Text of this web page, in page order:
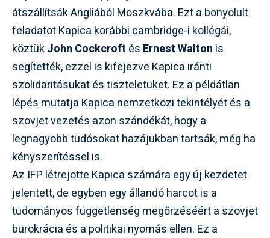
átszállítsák Angliából Moszkvába. Ezt a bonyolult
feladatot Kapica korábbi cambridge-i kollégái,
köztükJohn Cockcroft és Ernest Walton is
segítették, ezzel is kifejezve Kapica iránti
szolidaritásukat és tiszteletüket. Ez a példátlan
lépés mutatja Kapica nemzetközi tekintélyét és a
szovjet vezetés azon szándékát, hogy a
legnagyobb tudósokat hazájukban tartsák, még ha
kényszerítéssel is.
Az IFP létrejötte Kapica számára egy új kezdetet
jelentett, de egyben egy állandó harcot is a
tudományos függetlenség megőrzéséért a szovjet
bürokrácia és a politikai nyomás ellen. Ez a